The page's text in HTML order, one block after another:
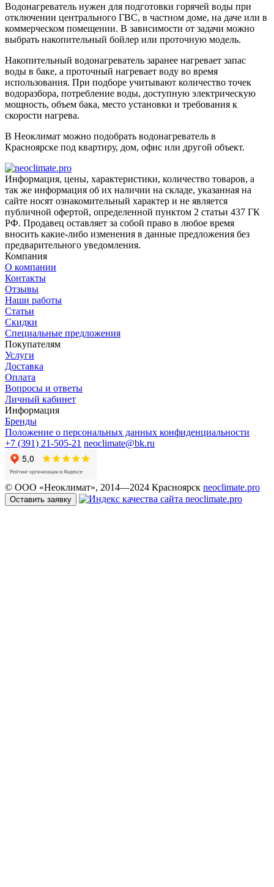
Водонагреватель нужен для подготовки горячей воды при
отключении центрального ГВС, в частном доме, на даче или в
коммерческом помещении. В зависимости от задачи можно
выбрать накопительный бойлер или проточную модель.
Накопительный водонагреватель заранее нагревает запас
воды в баке, а проточный нагревает воду во время
использования. При подборе учитывают количество точек
водоразбора, потребление воды, доступную электрическую
мощность, объем бака, место установки и требования к
скорости нагрева.
В Неоклимат можно подобрать водонагреватель в
Красноярске под квартиру, дом, офис или другой объект.
Информация, цены, характеристики, количество товаров, а
так же информация об их наличии на складе, указанная на
сайте носят ознакомительный характер и не является
публичной офертой, определенной пунктом 2 статьи 437 ГК
РФ. Продавец оставляет за собой право в любое время
вносить какие-либо изменения в данные предложения без
предварительного уведомления.
Компания
О компании
Контакты
Отзывы
Наши работы
Статьи
Скидки
Специальные предложения
Покупателям
Услуги
Доставка
Оплата
Вопросы и ответы
Личный кабинет
Информация
Бренды
Положение о персональных данных конфиденциальности
+7 (391) 21-505-21 neoclimate@bk.ru
© ООО «Неоклимат», 2014—2024 Красноярск neoclimate.pro
Оставить заявку